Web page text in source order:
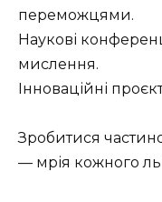
переможцями.
Наукові
мислення.
Інноваційні
Зробитися
— мрія кожного